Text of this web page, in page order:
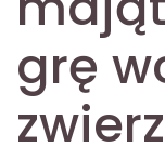
grę